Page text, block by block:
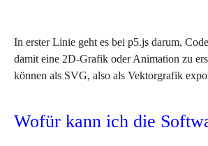
In erster Linie geht es bei p5.js darum,
damit eine 2D-Grafik oder Animation zu
können als SVG, also als Vektorgrafik
Wofür kann ich die